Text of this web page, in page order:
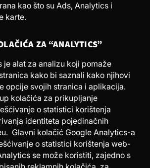
kao što su Ads, Analytics i
karte.
ZA “ANALYTICS”
je alat za analizu koji pomaže
kako bi saznali kako njihovi
opcije svojih stranica i aplikacija.
kolačića za prikupljanje
o statistici korištenja
identiteta pojedinačnih
Glavni kolačić Google Analytics-a
o statistici korištenja web-
se može koristiti, zajedno s